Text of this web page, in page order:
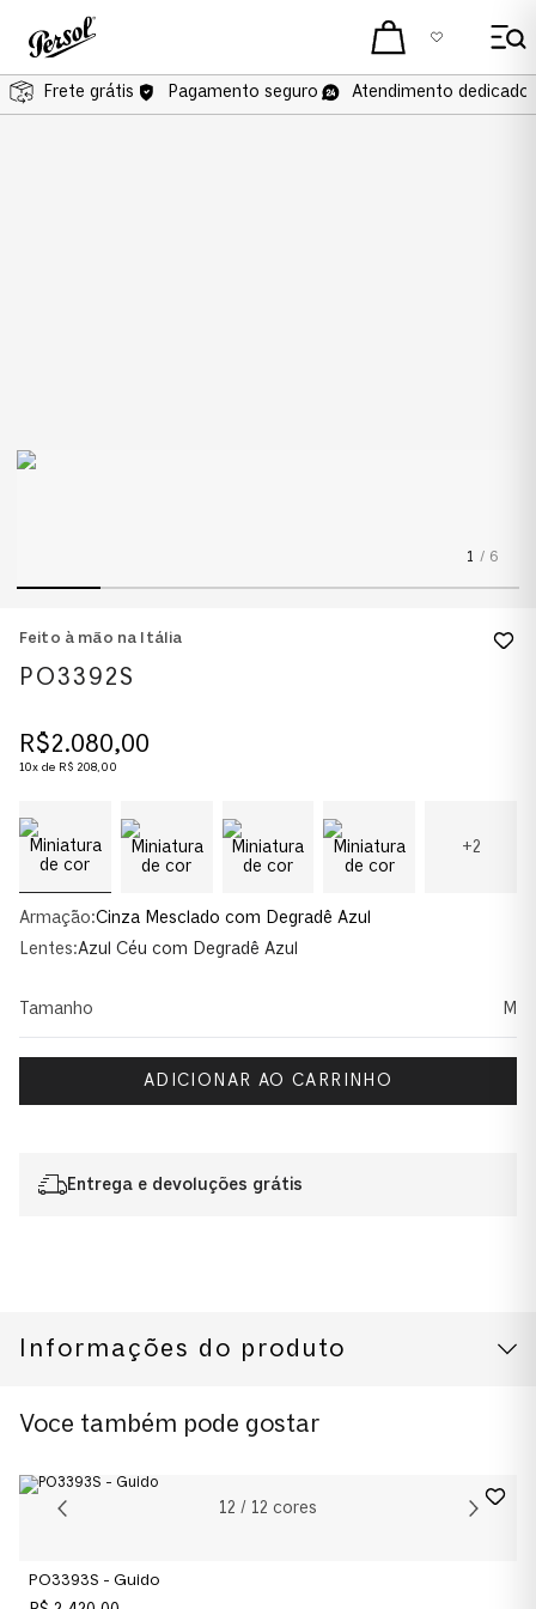
Frete grátis Pagamento seguro Atendimento dedicado
1 / 6
Feito à mão na Itália
PO3392S
R$2.080,00
10x de R$ 208,00
+2
Armação:Cinza Mesclado com Degradê Azul
Lentes:Azul Céu com Degradê Azul
Tamanho M
ADICIONAR AO CARRINHO
Entrega e devoluções grátis
Informações do produto
CUIDADOS COM O PRODUTO
0PO3392S
Cor da Armação
Cor das Lentes
Voce também pode gostar
12 / 12 cores
PO3393S - Guido